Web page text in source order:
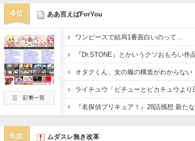
4 ああ言えばForYou
ワンピースで結局1番面白いのって…
『Dr.STONE』とかいうクソおもろい作
オタクくん、女の服の構造がわからない
6 ムダスレ無き改革